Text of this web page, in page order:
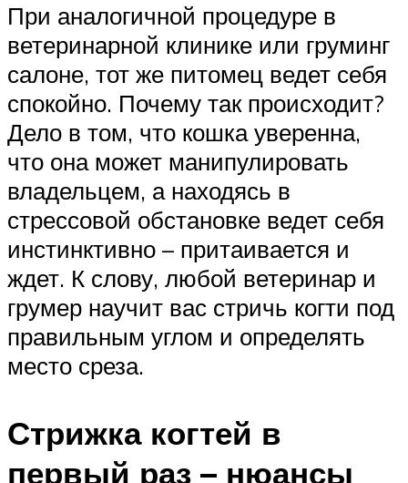
При аналогичной процедуре в
ветеринарной клинике или груминг
салоне, тот же питомец ведет себя
спокойно. Почему так происходит?
Дело в том, что кошка уверенна,
что она может манипулировать
владельцем, а находясь в
стрессовой обстановке ведет себя
инстинктивно – притаивается и
ждет. К слову, любой ветеринар и
грумер научит вас стричь когти под
правильным углом и определять
место среза.
Стрижка когтей в
первый раз – нюансы